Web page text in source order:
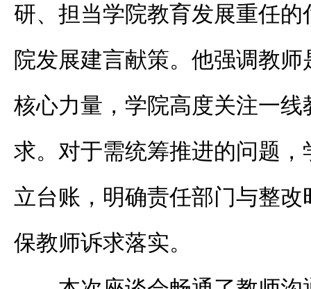
研、担当学院教育发展重任
院发展建言献策。他强调教
核心力量，学院高度关注一
求。对于需统筹推进的问题
立台账，明确责任部门与整
保教师诉求落实。